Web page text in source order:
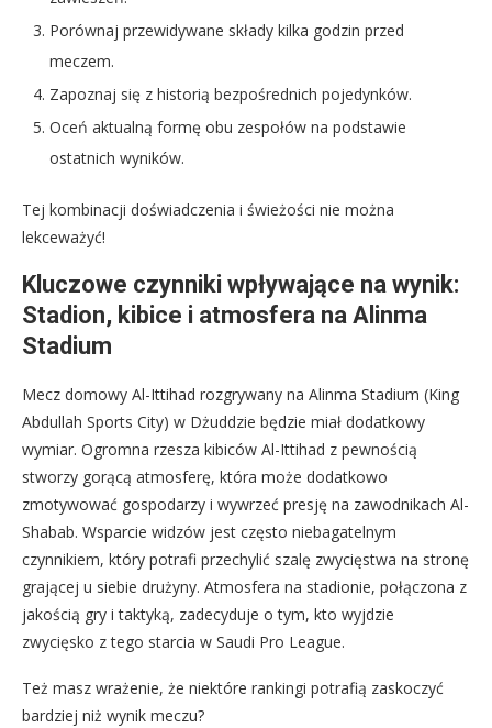
Porównaj przewidywane składy kilka godzin przed
meczem.
Zapoznaj się z historią bezpośrednich pojedynków.
Oceń aktualną formę obu zespołów na podstawie
ostatnich wyników.
Tej kombinacji doświadczenia i świeżości nie można
lekceważyć!
Kluczowe czynniki wpływające na wynik:
Stadion, kibice i atmosfera na Alinma
Stadium
Mecz domowy Al-Ittihad rozgrywany na Alinma Stadium (King
Abdullah Sports City) w Dżuddzie będzie miał dodatkowy
wymiar. Ogromna rzesza kibiców Al-Ittihad z pewnością
stworzy gorącą atmosferę, która może dodatkowo
zmotywować gospodarzy i wywrzeć presję na zawodnikach Al-
Shabab. Wsparcie widzów jest często niebagatelnym
czynnikiem, który potrafi przechylić szalę zwycięstwa na stronę
grającej u siebie drużyny. Atmosfera na stadionie, połączona z
jakością gry i taktyką, zadecyduje o tym, kto wyjdzie
zwycięsko z tego starcia w Saudi Pro League.
Też masz wrażenie, że niektóre rankingi potrafią zaskoczyć
bardziej niż wynik meczu?